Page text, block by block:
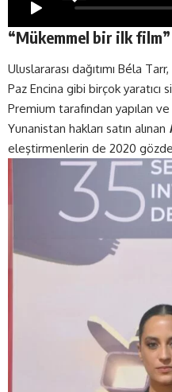
“Mükemmel bir ilk film”
Uluslararası dağıtımı Béla
Paz Encina gibi birçok yaratıcı
Premium tarafından yapılan
Yunanistan hakları satın alınan
eleştirmenlerin de 2020